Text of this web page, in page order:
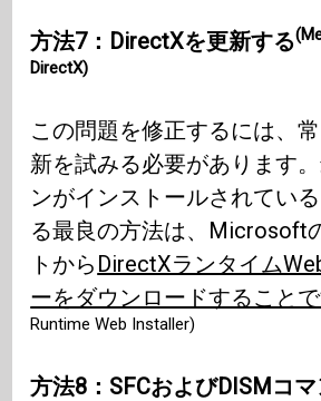
方法7：DirectXを更新する
DirectX)
この問題を修正するには、
新を試みる必要があります
ンがインストールされてい
る最良の方法は、Microsoft
トから DirectXランタイム
ーをダウンロードすること
Runtime Web Installer)
方法8：SFCおよびDISMコ